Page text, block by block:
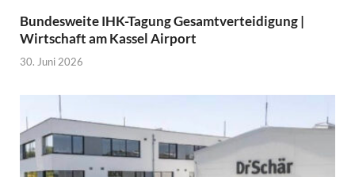
Bundesweite IHK-Tagung Gesamtverteidigung |
Wirtschaft am Kassel Airport
30. Juni 2026